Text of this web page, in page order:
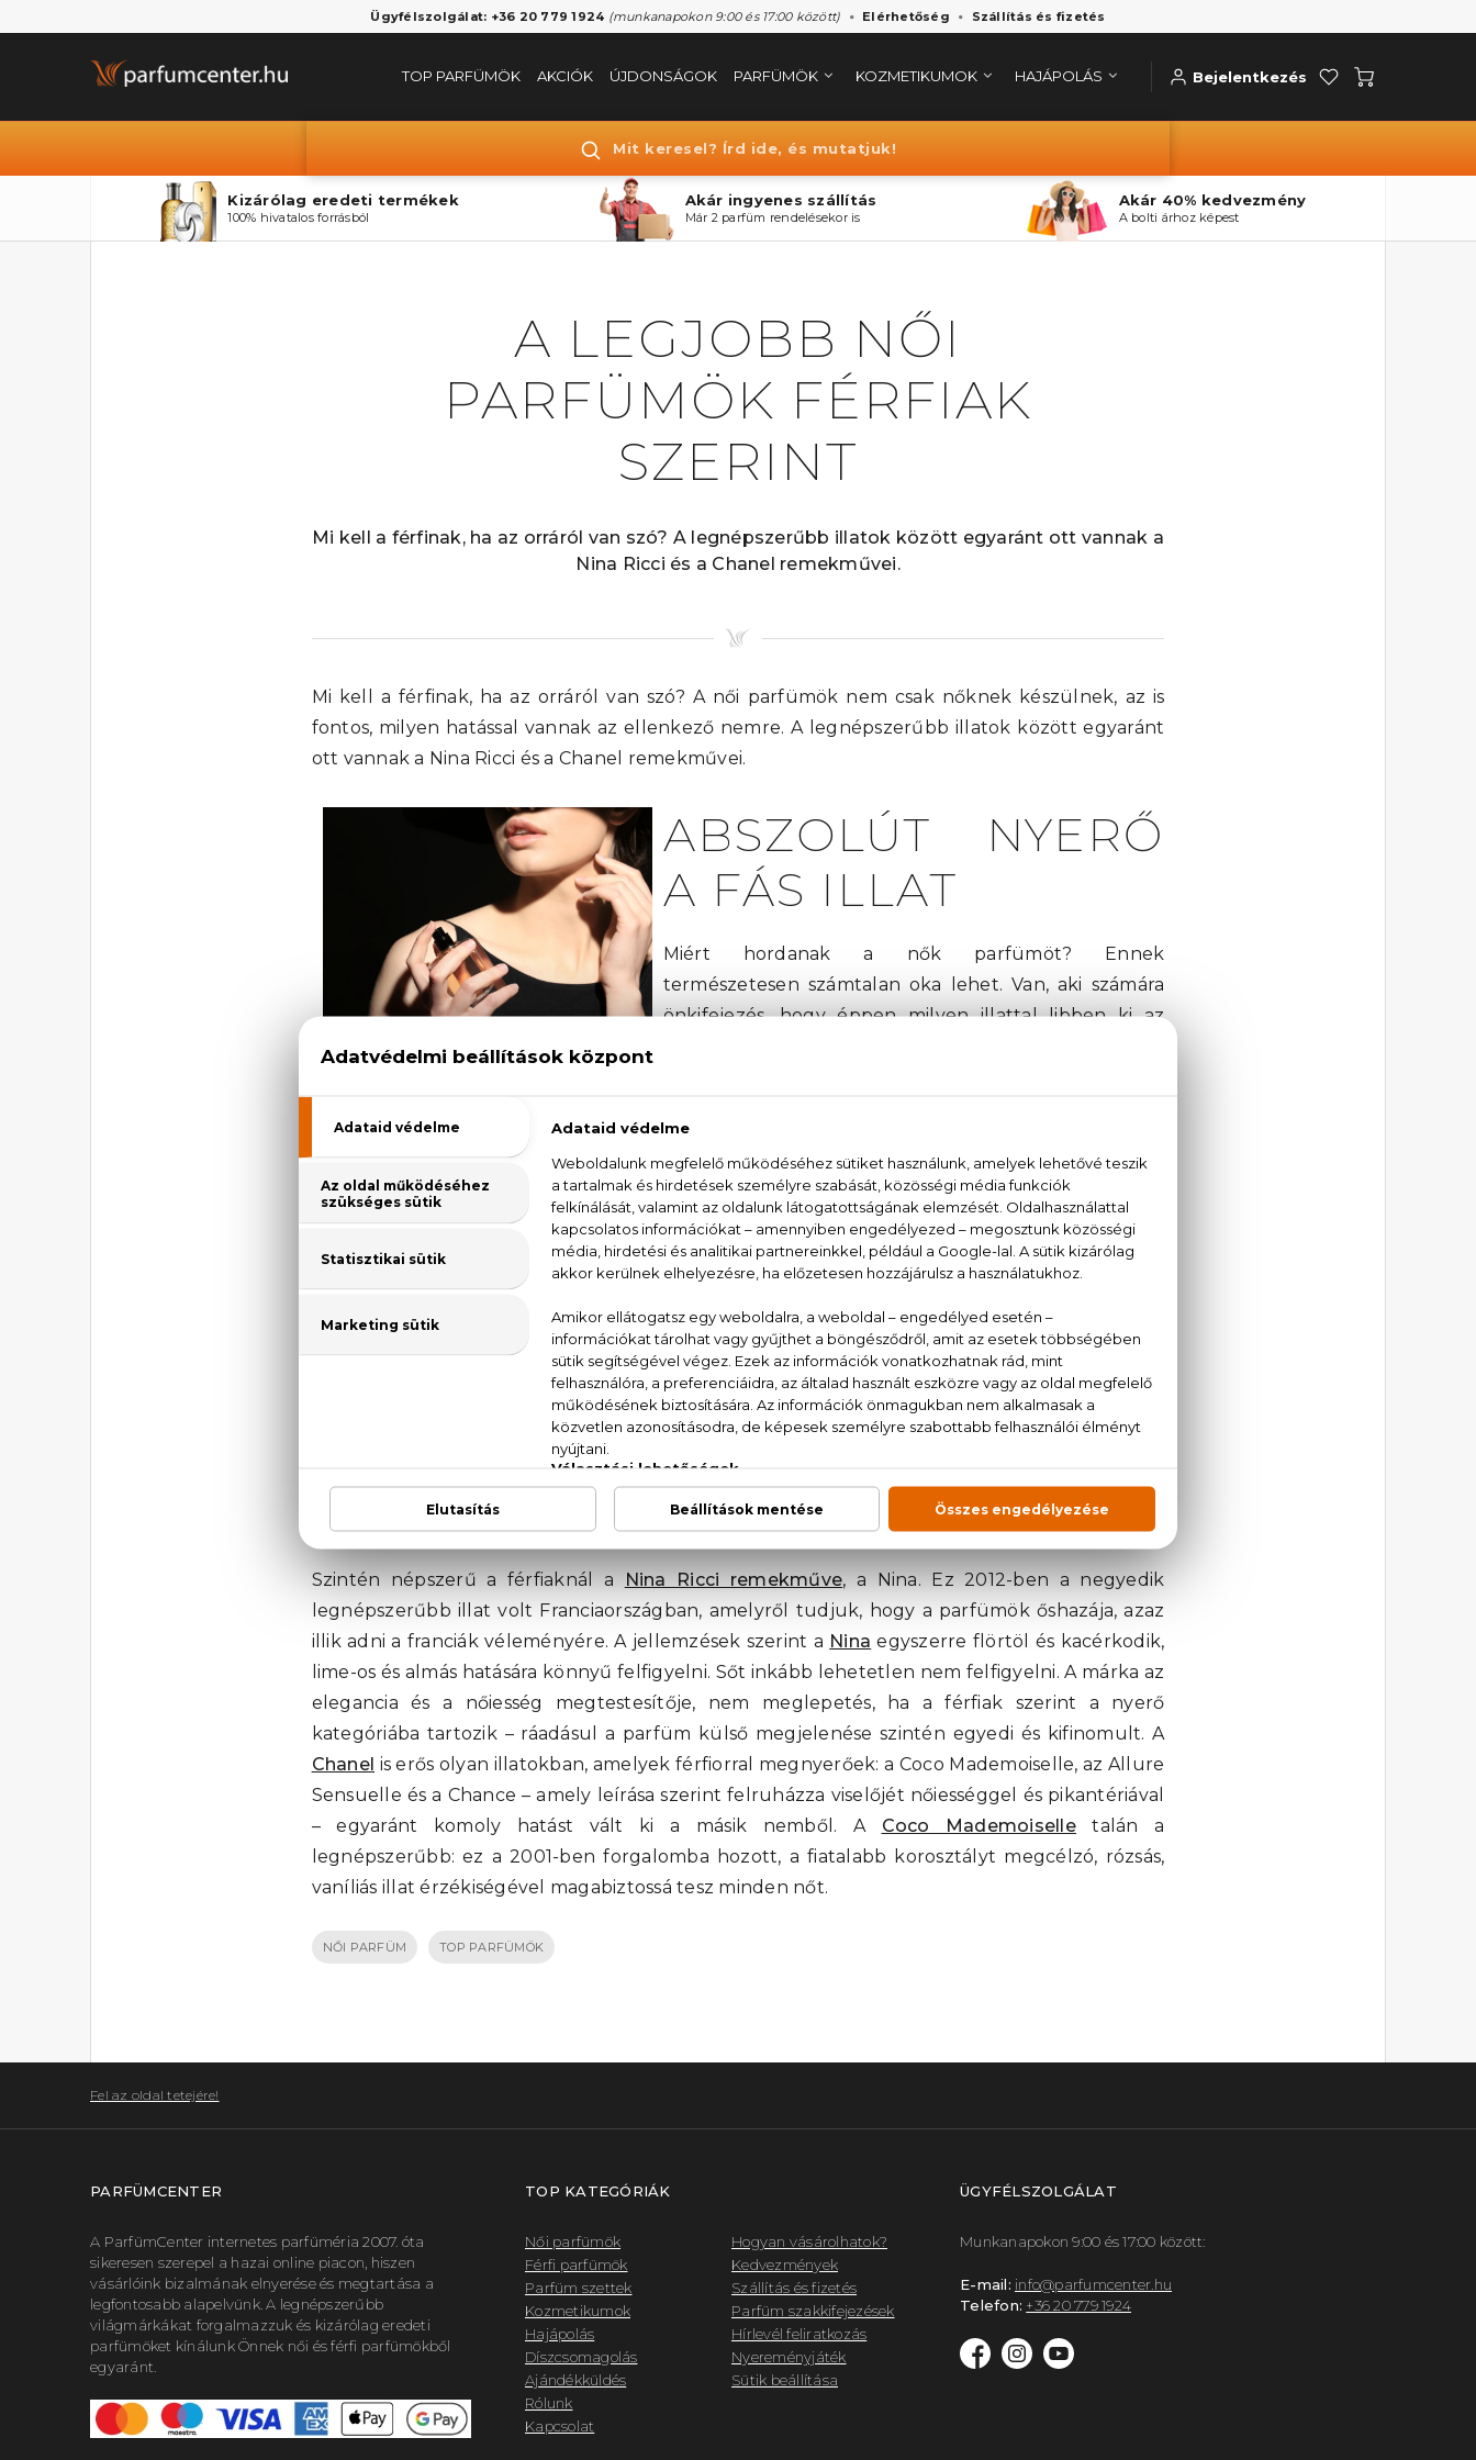
Ügyfélszolgálat: +36 20 779 1924 (munkanapokon 9:00 és 17:00 között) Elérhetőség Szállítás és fizetés
TOP PARFÜMÖK AKCIÓK ÚJDONSÁGOK PARFÜMÖK KOZMETIKUMOK HAJÁPOLÁS Bejelentkezés
Mit keresel? Írd ide, és mutatjuk!
Kizárólag eredeti termékek
100% hivatalos forrásból
Akár ingyenes szállítás
Már 2 parfüm rendelésekor is
Akár 40% kedvezmény
A bolti árhoz képest
A LEGJOBB NŐI
PARFÜMÖK FÉRFIAK
SZERINT
Mi kell a férfinak, ha az orráról van szó? A legnépszerűbb illatok között egyaránt ott vannak a
Nina Ricci és a Chanel remekművei.
Mi kell a férfinak, ha az orráról van szó? A női parfümök nem csak nőknek készülnek, az is
fontos, milyen hatással vannak az ellenkező nemre. A legnépszerűbb illatok között egyaránt
ott vannak a Nina Ricci és a Chanel remekművei.
ABSZOLÚT NYERŐ
A FÁS ILLAT
Miért hordanak a nők parfümöt? Ennek
természetesen számtalan oka lehet. Van, aki számára
önkifejezés, hogy éppen milyen illattal libben ki az
nemnek szeretne tetszeni, a „kémiához” pedig szükség van a tökéletes választásra. Éppen
ezért lehet fontos sok nőnek, hogy mik a legjobbnői parfümökférfiak szerint. Erre persze
nem lehet sem röviden, sem egyszerűen válaszolni, egészen biztos, hogy ennek a cikknek a
terjedelme sem lesz elég arra, hogy megfejtsük a problémát. Próbálkozni viszont lehet és kell
– nemcsak nekünk, hanem a parfümöt viselő hölgyeknek is. Azt például több cikk és
blogbejegyzés taglalta már, hogy némely pasinál a fás illat abszolút nyerőnek számít. Persze a
skála itt is széles: lehet ez cédrus, ébenfa, szantál vagy akár rózsafa. Az illatokat a legtöbb
márka fűszerekkel és virágokkal vegyíti, hogy megalkossa a legtökéletesebb végeredményt.
FRANCIA ELEGANCIA: NINA RICCI
ÉS CHANEL
Szintén népszerű a férfiaknál a Nina Ricci remekműve, a Nina. Ez 2012-ben a negyedik
legnépszerűbb illat volt Franciaországban, amelyről tudjuk, hogy a parfümök őshazája, azaz
illik adni a franciák véleményére. A jellemzések szerint a Nina egyszerre flörtöl és kacérkodik,
lime-os és almás hatására könnyű felfigyelni. Sőt inkább lehetetlen nem felfigyelni. A márka az
elegancia és a nőiesség megtestesítője, nem meglepetés, ha a férfiak szerint a nyerő
kategóriába tartozik – ráadásul a parfüm külső megjelenése szintén egyedi és kifinomult. A
Chanel is erős olyan illatokban, amelyek férfiorral megnyerőek: a Coco Mademoiselle, az Allure
Sensuelle és a Chance – amely leírása szerint felruházza viselőjét nőiességgel és pikantériával
– egyaránt komoly hatást vált ki a másik nemből. A Coco Mademoiselletalán a
legnépszerűbb: ez a 2001-ben forgalomba hozott, a fiatalabb korosztályt megcélzó, rózsás,
vaníliás illat érzékiségével magabiztossá tesz minden nőt.
NŐI PARFÜM TOP PARFÜMÖK
Fel az oldal tetejére!
PARFÜMCENTER
A ParfümCenter internetes parfüméria 2007. óta
sikeresen szerepel a hazai online piacon, hiszen
vásárlóink bizalmának elnyerése és megtartása a
legfontosabb alapelvünk. A legnépszerűbb
világmárkákat forgalmazzuk és kizárólag eredeti
parfümöket kínálunk Önnek női és férfi parfümökből
egyaránt.
TOP KATEGÓRIÁK
Női parfümök
Férfi parfümök
Parfüm szettek
Kozmetikumok
Hajápolás
Díszcsomagolás
Ajándékküldés
Rólunk
Kapcsolat
Hogyan vásárolhatok?
Kedvezmények
Szállítás és fizetés
Parfüm szakkifejezések
Hírlevél feliratkozás
Nyereményjáték
Sütik beállítása
ÜGYFÉLSZOLGÁLAT
Munkanapokon 9:00 és 17:00 között:
E-mail: info@parfumcenter.hu
Telefon: +36 20 779 1924